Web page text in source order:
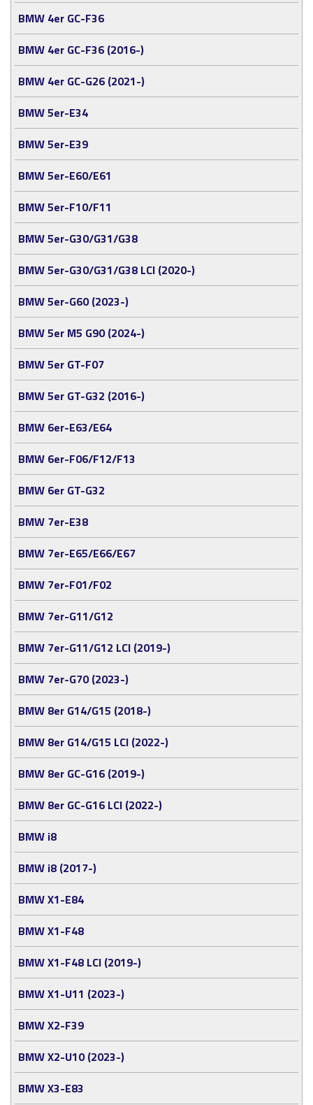
BMW 4er GC-F36
BMW 4er GC-F36 (2016-)
BMW 4er GC-G26 (2021-)
BMW 5er-E34
BMW 5er-E39
BMW 5er-E60/E61
BMW 5er-F10/F11
BMW 5er-G30/G31/G38
BMW 5er-G30/G31/G38 LCI (2020-)
BMW 5er-G60 (2023-)
BMW 5er M5 G90 (2024-)
BMW 5er GT-F07
BMW 5er GT-G32 (2016-)
BMW 6er-E63/E64
BMW 6er-F06/F12/F13
BMW 6er GT-G32
BMW 7er-E38
BMW 7er-E65/E66/E67
BMW 7er-F01/F02
BMW 7er-G11/G12
BMW 7er-G11/G12 LCI (2019-)
BMW 7er-G70 (2023-)
BMW 8er G14/G15 (2018-)
BMW 8er G14/G15 LCI (2022-)
BMW 8er GC-G16 (2019-)
BMW 8er GC-G16 LCI (2022-)
BMW i8
BMW i8 (2017-)
BMW X1-E84
BMW X1-F48
BMW X1-F48 LCI (2019-)
BMW X1-U11 (2023-)
BMW X2-F39
BMW X2-U10 (2023-)
BMW X3-E83